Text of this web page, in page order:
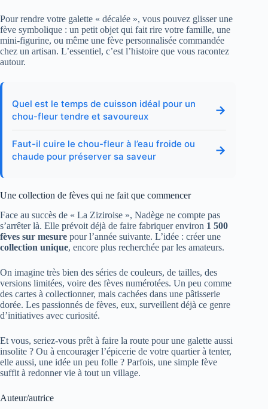
Pour rendre votre galette « décalée », vous pouvez glisser une
fève symbolique : un petit objet qui fait rire votre famille, une
mini-figurine, ou même une fève personnalisée commandée
chez un artisan. L’essentiel, c’est l’histoire que vous racontez
autour.
Quel est le temps de cuisson idéal pour un
chou-fleur tendre et savoureux
→
Faut-il cuire le chou-fleur à l’eau froide ou
chaude pour préserver sa saveur
→
Une collection de fèves qui ne fait que commencer
Face au succès de « La Ziziroise », Nadège ne compte pas
s’arrêter là. Elle prévoit déjà de faire fabriquer environ 1 500
fèves sur mesure pour l’année suivante. L’idée : créer une
collection unique, encore plus recherchée par les amateurs.
On imagine très bien des séries de couleurs, de tailles, des
versions limitées, voire des fèves numérotées. Un peu comme
des cartes à collectionner, mais cachées dans une pâtisserie
dorée. Les passionnés de fèves, eux, surveillent déjà ce genre
d’initiatives avec curiosité.
Et vous, seriez-vous prêt à faire la route pour une galette aussi
insolite ? Ou à encourager l’épicerie de votre quartier à tenter,
elle aussi, une idée un peu folle ? Parfois, une simple fève
suffit à redonner vie à tout un village.
Auteur/autrice